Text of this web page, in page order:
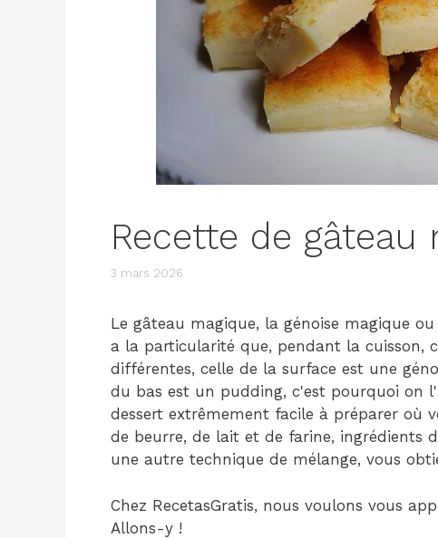
Recette de gâteau
3 mars 2026
Le gâteau magique, la génoise magique
a la particularité que, pendant la cuisson,
différentes, celle de la surface est une
du bas est un pudding, c'est pourquoi on
dessert extrêmement facile à préparer où
de beurre, de lait et de farine, ingrédients
une autre technique de mélange, vous
Chez RecetasGratis, nous voulons vous
Allons-y !